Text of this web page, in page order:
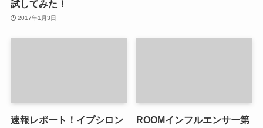
試してみた！
2017年1月3日
速報レポート！イプシロン
ROOMインフルエンサー第